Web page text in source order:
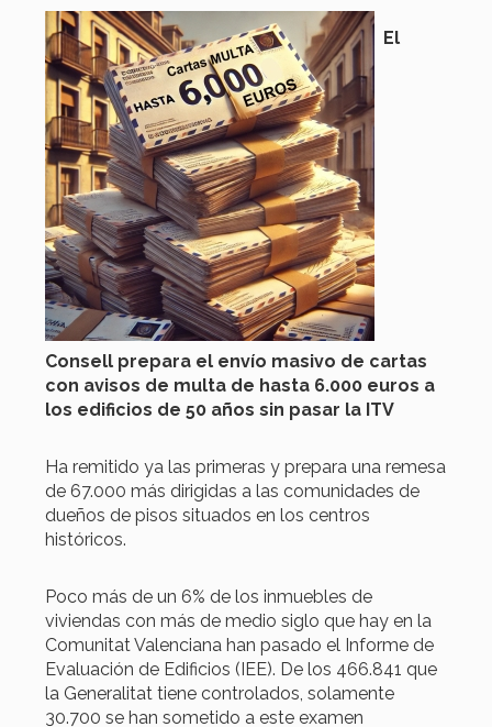
El
Consell prepara el envío masivo de cartas
con avisos de multa de hasta 6.000 euros a
los edificios de 50 años sin pasar la ITV
Ha remitido ya las primeras y prepara una remesa
de 67.000 más dirigidas a las comunidades de
dueños de pisos situados en los centros
históricos.
Poco más de un 6% de los inmuebles de
viviendas con más de medio siglo que hay en la
Comunitat Valenciana han pasado el Informe de
Evaluación de Edificios (IEE). De los 466.841 que
la Generalitat tiene controlados, solamente
30.700 se han sometido a este examen